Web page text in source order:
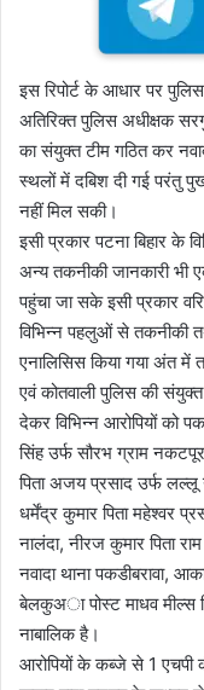
इस रिपोर्ट के आधार पर
अतिरिक्त पुलिस अधीक्षक
का संयुक्त टीम गठित कर
स्थलों में दबिश दी गई परंतु
नहीं मिल सकी।
इसी प्रकार पटना बिहार के
अन्य तकनीकी जानकारी भी
पहुंचा जा सके इसी प्रकार
विभिन्न पहलुओं से तकनीकी
एनालिसिस किया गया अंत
एवं कोतवाली पुलिस की
देकर विभिन्न आरोपियों को
सिंह उर्फ सौरभ ग्राम
पिता अजय प्रसाद उर्फ लल्लू
धर्मेंद्र कुमार पिता महेश्वर
नालंदा, नीरज कुमार पिता
नवादा थाना पकडीबरावा,
बेलकुअा पोस्ट माधव मील्स
नाबालिक है।
आरोपियों के कब्जे से 1 एचपी